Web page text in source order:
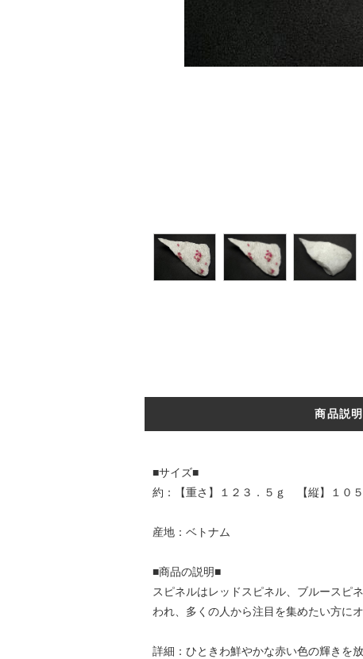
商品説明
■サイズ■
約：【重さ】１２３．５ｇ 【縦】１０
産地：ベトナム
■商品の説明■
スピネルはレッドスピネル、ブルースピ
われ、多くの人から注目を集めたい方にオ
詳細：ひときわ鮮やかな赤い色の輝きを